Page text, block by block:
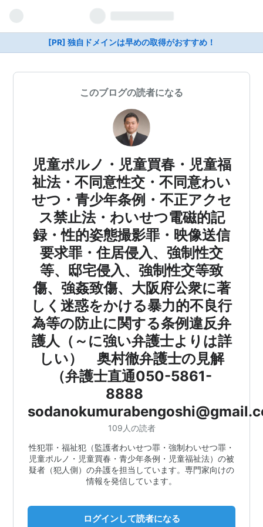
[PR] 独自ドメインは早めの取得がおすすめ！
このブログの読者になる
児童ポルノ・児童買春・児童福
祉法・不同意性交・不同意わい
せつ・青少年条例・不正アクセ
ス禁止法・わいせつ電磁的記
録・性的姿態撮影罪・映像送信
要求罪・住居侵入、強制性交
等、邸宅侵入、強制性交等致
傷、強姦致傷、大阪府公衆に著
しく迷惑をかける暴力的不良行
為等の防止に関する条例違反弁
護人（～に強い弁護士よりは詳
しい） 奥村徹弁護士の見解
（弁護士直通050-5861-
8888
109人の読者
性犯罪・福祉犯（監護者わいせつ罪・強制わいせつ罪・
児童ポルノ・児童買春・青少年条例・児童福祉法）の被
疑者（犯人側）の弁護を担当しています。専門家向けの
情報を発信しています。
ログインして読者になる